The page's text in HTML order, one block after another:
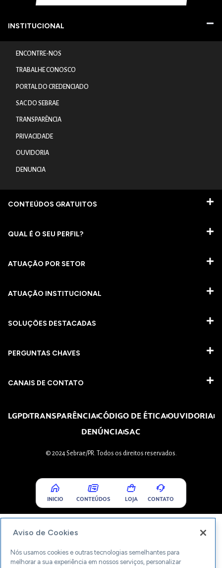
INSTITUCIONAL
ENCONTRE-NOS
TRABALHE CONOSCO
PORTAL DO CREDENCIADO
SAC DO SEBRAE
TRANSPARÊNCIA
PRIVACIDADE
OUVIDORIA
DENUNCIA
CONTEÚDOS GRATUITOS
QUAL É O SEU PERFIL?
ATUAÇÃO POR SETOR
ATUAÇÃO INSTITUCIONAL
SOLUÇÕES DESTACADAS
PERGUNTAS CHAVES​
CANAIS DE CONTATO
LGPDTRANSPARÊNCIACÓDIGO DE ÉTICAOUVIDORIA
DENÚNCIASAC
© 2024 Sebrae/PR. Todos os direitos reservados.
INICIO CONTEÚDOS LOJA CONTATO
Aviso de Cookies
Nós usamos cookies e outras tecnologias semelhantes para
melhorar a sua experiência em nossos serviços, personalizar